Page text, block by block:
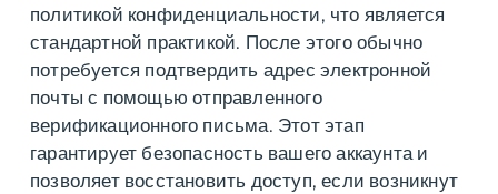
политикой конфиденциальности, что является
стандартной практикой. После этого обычно
потребуется подтвердить адрес электронной
почты с помощью отправленного
верификационного письма. Этот этап
гарантирует безопасность вашего аккаунта и
позволяет восстановить доступ, если возникнут